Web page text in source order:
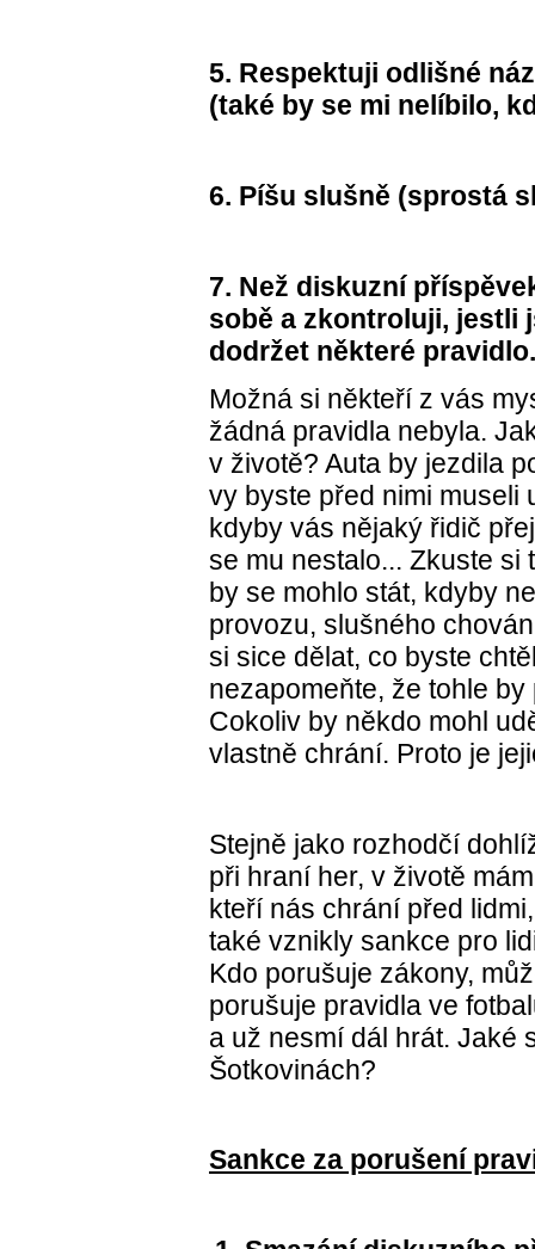
5. Respektuji odlišné
(také by se mi nelíbilo,
6. Píšu slušně (sprostá
7. Než diskuzní
sobě a zkontroluji, jestli
dodržet některé pravidlo.
Možná si někteří z vás
žádná pravidla nebyla.
v životě? Auta by jezdila
vy byste před nimi museli
kdyby vás nějaký řidič
se mu nestalo... Zkuste
by se mohlo stát, kdyby
provozu, slušného
si sice dělat, co byste
nezapomeňte, že tohle
Cokoliv by někdo mohl
vlastně chrání. Proto je
Stejně jako rozhodčí
při hraní her, v životě
kteří nás chrání před
také vznikly sankce pro
Kdo porušuje zákony,
porušuje pravidla ve
a už nesmí dál hrát. Jaké
Šotkovinách?
Sankce za porušení